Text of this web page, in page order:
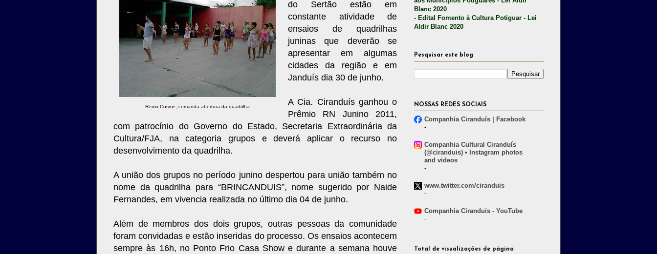
Renio Cosme, comanda abertura da quadrilha
do Sertão estão em
constante atividade de
ensaios de quadrilhas
juninas que deverão se
apresentar em algumas
cidades da região e em
Janduís dia 30 de junho.
A Cia. Ciranduís ganhou o
Prêmio RN Junino 2011,
com patrocínio do Governo do Estado, Secretaria Extraordinária da
Cultura/FJA, na categoria grupos e deverá aplicar o recurso no
desenvolvimento da quadrilha.
A união dos grupos no período junino despertou para união também no
nome da quadrilha para “BRINCANDUIS”, nome sugerido por Naide
Fernandes, em vivencia realizada no último dia 04 de junho.
Além de membros dos dois grupos, outras pessoas da comunidade
foram convidadas e estão inseridas do processo. Os ensaios acontecem
sempre às 16h, no Ponto Frio Casa Show e durante a semana houve
Blanc 2020
- Edital Fomento à Cultura Potiguar - Lei
Aldir Blanc 2020
Pesquisar este blog
NOSSAS REDES SOCIAIS
Companhia Ciranduís | Facebook
-
Companhia Cultural Ciranduís
(@ciranduis) • Instagram photos
and videos
-
www.twitter.com/ciranduis
-
Companhia Ciranduís - YouTube
-
Total de visualizações de página